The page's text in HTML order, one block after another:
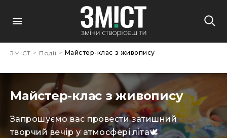
ЗМІСТ > Події > Майстер-клас з живопису
Майстер-клас з живопису
Запрошуємо вас провести затишний
творчий вечір у атмосфері літа🕊️